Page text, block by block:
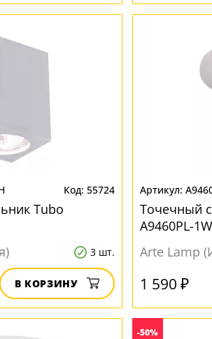
55724
Tubo
3 шт.
В КОРЗИНУ
Точечный
A9460PL-
Arte Lamp
1 590 ₽
-50%